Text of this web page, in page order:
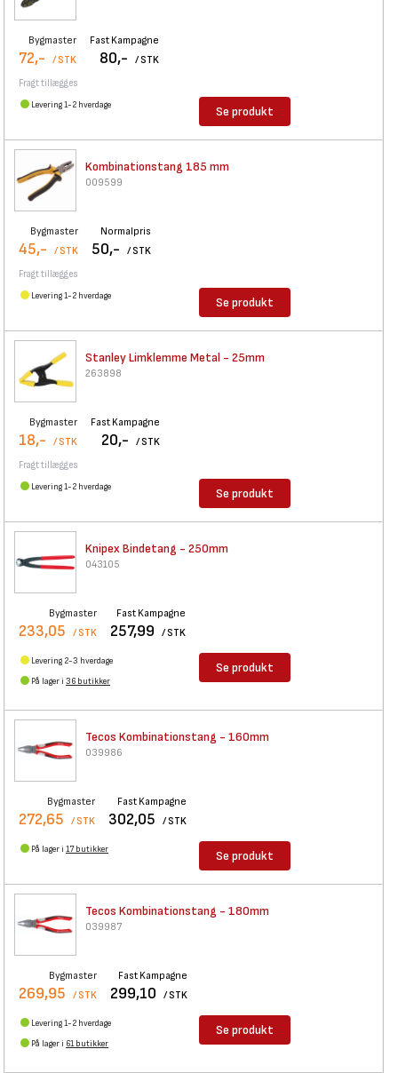
Bygmaster
72,- / STK
Fast Kampagne
80,- / STK
Fragt tillægges
Levering 1-2 hverdage Se produkt
Kombinationstang 185 mm
009599
Bygmaster
45,- / STK
Normalpris
50,- / STK
Fragt tillægges
Levering 1-2 hverdage Se produkt
Stanley Limklemme Metal - 25mm
263898
Bygmaster
18,- / STK
Fast Kampagne
20,- / STK
Fragt tillægges
Levering 1-2 hverdage Se produkt
Knipex Bindetang - 250mm
043105
Bygmaster
233,05 / STK
Fast Kampagne
257,99 / STK
Levering 2-3 hverdage
På lager i 36 butikker
Se produkt
Tecos Kombinationstang - 160mm
039986
Bygmaster
272,65 / STK
Fast Kampagne
302,05 / STK
På lager i 17 butikker Se produkt
Tecos Kombinationstang - 180mm
039987
Bygmaster
269,95 / STK
Fast Kampagne
299,10 / STK
Levering 1-2 hverdage
På lager i 61 butikker
Se produkt